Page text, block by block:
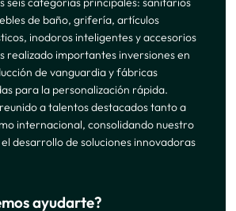
de baño, grifería, artículos
inodoros inteligentes y accesorios
realizado importantes inversiones en
de vanguardia y fábricas
para la personalización rápida.
a talentos destacados tanto a
internacional, consolidando nuestro
desarrollo de soluciones innovadoras
ayudarte?